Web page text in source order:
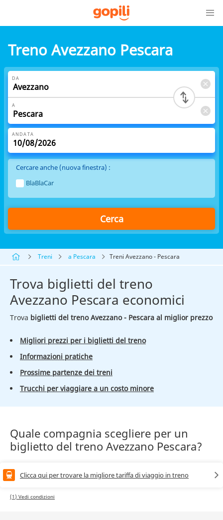
Treno Avezzano Pescara
DA
A
ANDATA
Cercare anche (nuova finestra) :
BlaBlaCar
Cerca
Treni a Pescara Treni Avezzano - Pescara
Trova biglietti del treno
Avezzano Pescara economici
Trova biglietti del treno Avezzano - Pescara al miglior prezzo
Migliori prezzi per i biglietti del treno
Informazioni pratiche
Prossime partenze dei treni
Trucchi per viaggiare a un costo minore
Quale compagnia scegliere per un
biglietto del treno Avezzano Pescara?
Clicca qui per trovare la migliore tariffa di viaggio in treno
(1) Vedi condizioni